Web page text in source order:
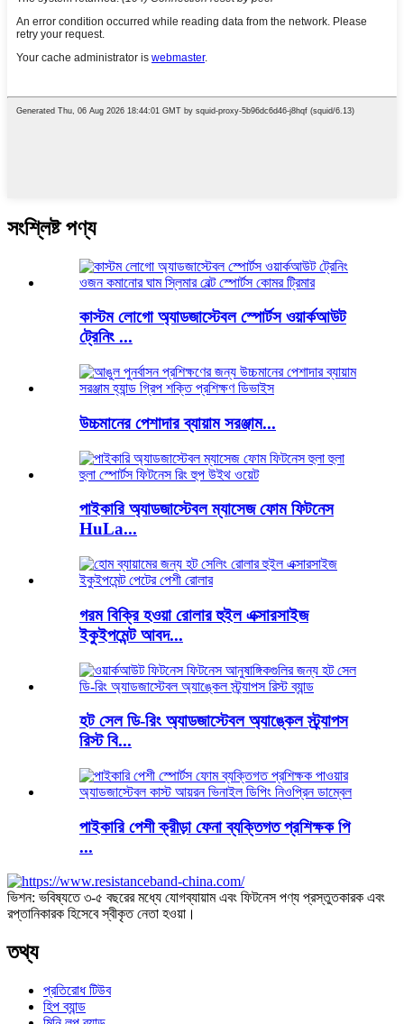
সংশ্লিষ্ট পণ্য
কাস্টম লোগো অ্যাডজাস্টেবল স্পোর্টস ওয়ার্কআউট
ট্রেনিং ...
উচ্চমানের পেশাদার ব্যায়াম সরঞ্জাম...
পাইকারি অ্যাডজাস্টেবল ম্যাসেজ ফোম ফিটনেস
HuLa...
গরম বিক্রি হওয়া রোলার হুইল এক্সারসাইজ
ইকুইপমেন্ট আবদ...
হট সেল ডি-রিং অ্যাডজাস্টেবল অ্যাঙ্কেল স্ট্র্যাপস
রিস্ট বি...
পাইকারি পেশী ক্রীড়া ফেনা ব্যক্তিগত প্রশিক্ষক পি
...
ভিশন: ভবিষ্যতে ৩-৫ বছরের মধ্যে যোগব্যায়াম এবং ফিটনেস পণ্য প্রস্তুতকারক এবং
রপ্তানিকারক হিসেবে স্বীকৃত নেতা হওয়া।
তথ্য
প্রতিরোধ টিউব
হিপ ব্যান্ড